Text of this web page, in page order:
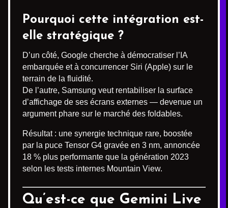
Pourquoi cette intégration est-
elle stratégique ?
D’un côté, Google cherche à démocratiser l’IA
embarquée et à concurrencer Siri (Apple) sur le
terrain de la fluidité.
De l’autre, Samsung veut rentabiliser la surface
d’affichage de ses écrans externes — devenue un
argument phare sur le marché des foldables.
Résultat : une synergie technique rare, boostée
par la puce Tensor G4 gravée en 3 nm, annoncée
18 % plus performante que la génération 2023
selon les tests internes Mountain View.
Qu’est-ce que Gemini Live